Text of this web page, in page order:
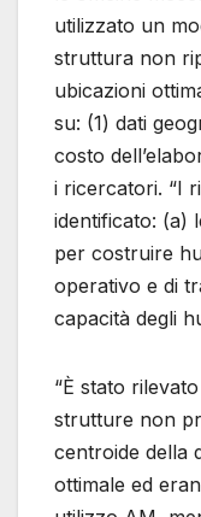
utilizzato un
struttura non
ubicazioni
su: (1) dati
costo
i ricercatori. “I
identificato: (a)
per costruire
operativo e di
capacità degli
“È stato
strutture non
centroide della
ottimale ed